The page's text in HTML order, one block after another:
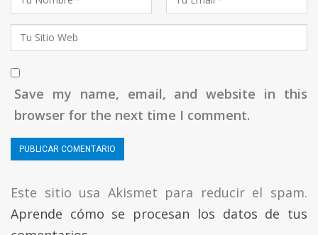
Save my name, email, and website in this
browser for the next time I comment.
Este sitio usa Akismet para reducir el spam.
Aprende cómo se procesan los datos de tus